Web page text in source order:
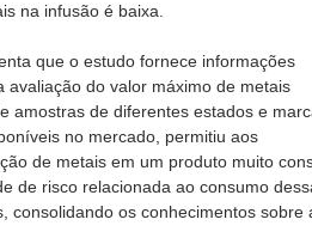
na infusão é baixa.
que o estudo fornece informações
do valor máximo de metais
amostras de diferentes estados e
no mercado, permitiu aos
de metais em um produto muito
de risco relacionada ao consumo
consolidando os conhecimentos sobre